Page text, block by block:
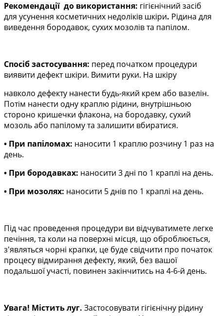
Рекомендації до використання: гігієнічний засіб
для усунення косметичних недоліків шкіри. Рідина для
виведення бородавок, сухих мозолів та папілом.
Спосіб застосування: перед початком процедури
виявити дефект шкіри. Вимити руки. На шкіру
навколо дефекту нанести будь-який крем або вазелін.
Потім нанести одну краплю рідини, внутрішньою
стороно кришечки флакона, на бородавку, сухий
мозоль або папілому та залишити вбиратися.
• При папіломах: наносити 1 краплю розчину 1 раз на
день.
• При бородавках: наносити 3 дні по 1 краплі на день.
• При мозолях: наносити 5 днів по 1 краплі на день.
Під час проведення процедури ви відчуватимете легке
печіння, та коли на поверхні місця, що оброблюється,
з'являться чорні крапки, це буде свідчити про початок
процесу відмирання дефекту, який, без вашої
подальшої участі, повинен закінчитись на 4-6-й день.
Увага! Містить луг. Застосовувати гігієнічну рідину